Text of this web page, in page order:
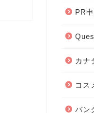
PR
カナ
コス
バン